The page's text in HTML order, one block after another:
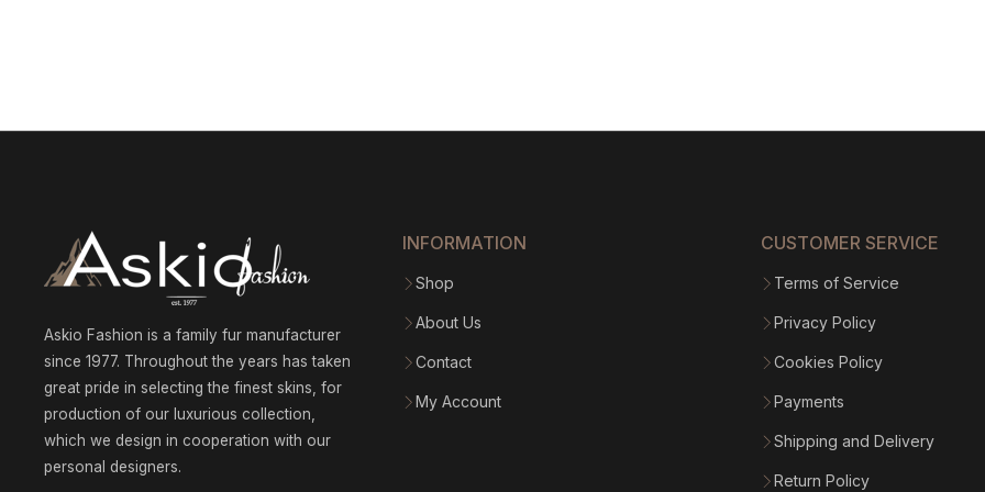
Askio Fashion is a family fur manufacturer
since 1977. Throughout the years has taken
great pride in selecting the finest skins, for
production of our luxurious collection,
which we design in cooperation with our
personal designers.
INFORMATION
Shop
About Us
Contact
My Account
CUSTOMER SERVICE
Terms of Service
Privacy Policy
Cookies Policy
Payments
Shipping and Delivery
Return Policy